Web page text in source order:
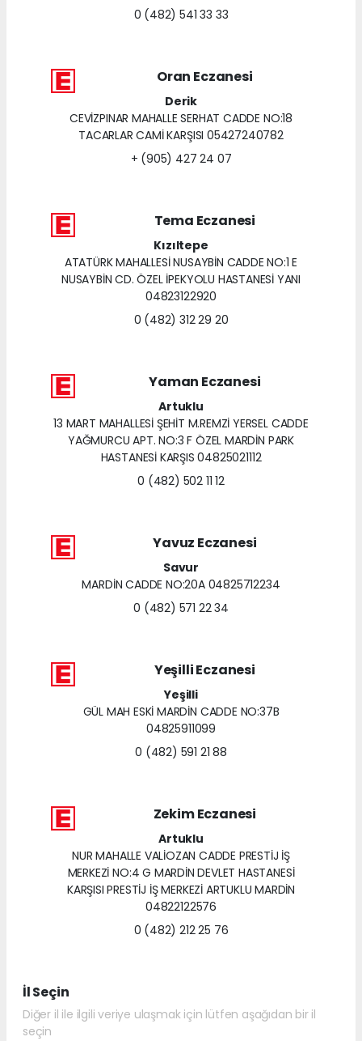
0 (482) 541 33 33
Oran Eczanesi
Derik
CEVİZPINAR MAHALLE SERHAT CADDE NO:18
TACARLAR CAMİ KARŞISI 05427240782
+ (905) 427 24 07
Tema Eczanesi
Kızıltepe
ATATÜRK MAHALLESİ NUSAYBİN CADDE NO:1 E
NUSAYBİN CD. ÖZEL İPEKYOLU HASTANESİ YANI
04823122920
0 (482) 312 29 20
Yaman Eczanesi
Artuklu
13 MART MAHALLESİ ŞEHİT M.REMZİ YERSEL CADDE
YAĞMURCU APT. NO:3 F ÖZEL MARDİN PARK
HASTANESİ KARŞIS 04825021112
0 (482) 502 11 12
Yavuz Eczanesi
Savur
MARDİN CADDE NO:20A 04825712234
0 (482) 571 22 34
Yeşilli Eczanesi
Yeşilli
GÜL MAH ESKİ MARDİN CADDE NO:37B
04825911099
0 (482) 591 21 88
Zekim Eczanesi
Artuklu
NUR MAHALLE VALİOZAN CADDE PRESTİJ İŞ
MERKEZİ NO:4 G MARDİN DEVLET HASTANESİ
KARŞISI PRESTİJ İŞ MERKEZİ ARTUKLU MARDİN
04822122576
0 (482) 212 25 76
İl Seçin
Diğer il ile ilgili veriye ulaşmak için lütfen aşağıdan bir il
seçin